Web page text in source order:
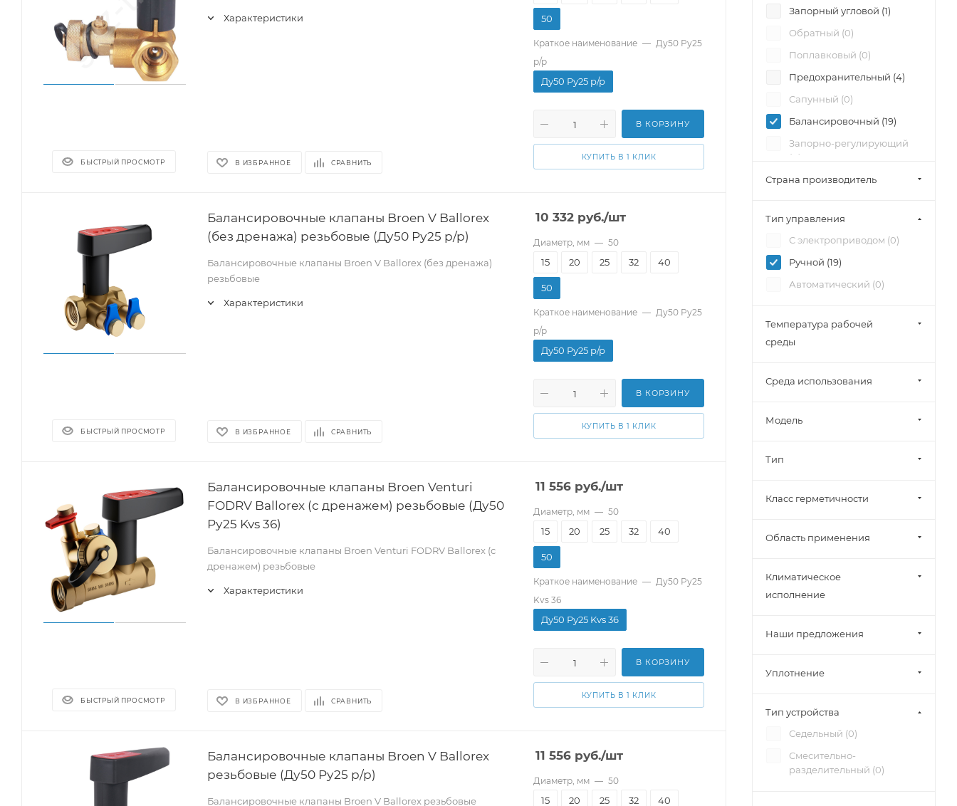
БЫСТРЫЙ ПРОСМОТР
Характеристики
В ИЗБРАННОЕ СРАВНИТЬ
50
Краткое наименование — Ду50 Pу25
р/р
Ду50 Pу25 р/р
В КОРЗИНУ
КУПИТЬ В 1 КЛИК
БЫСТРЫЙ ПРОСМОТР
Балансировочные клапаны Broen V Ballorex
(без дренажа) резьбовые (Ду50 Pу25 р/р)
Балансировочные клапаны Broen V Ballorex (без дренажа)
резьбовые
Характеристики
В ИЗБРАННОЕ СРАВНИТЬ
10 332 руб./шт
Диаметр, мм — 50
15 20 25 32 40
50
Краткое наименование — Ду50 Pу25
р/р
Ду50 Pу25 р/р
В КОРЗИНУ
КУПИТЬ В 1 КЛИК
БЫСТРЫЙ ПРОСМОТР
Балансировочные клапаны Broen Venturi
FODRV Ballorex (с дренажем) резьбовые (Ду50
Pу25 Kvs 36)
Балансировочные клапаны Broen Venturi FODRV Ballorex (с
дренажем) резьбовые
Характеристики
В ИЗБРАННОЕ СРАВНИТЬ
11 556 руб./шт
Диаметр, мм — 50
15 20 25 32 40
50
Краткое наименование — Ду50 Pу25
Kvs 36
Ду50 Pу25 Kvs 36
В КОРЗИНУ
КУПИТЬ В 1 КЛИК
Балансировочные клапаны Broen V Ballorex
резьбовые (Ду50 Pу25 р/р)
Балансировочные клапаны Broen V Ballorex резьбовые
11 556 руб./шт
Диаметр, мм — 50
15 20 25 32 40
Запорный угловой (1)
Обратный (0)
Поплавковый (0)
Предохранительный (4)
Сапунный (0)
Балансировочный (19)
Запорно-регулирующий
(
)
Регулирующий (0)
Смесительный (
Разделительный (0)
Страна производитель
Тип управления
С электроприводом (0)
Ручной (19)
Автоматический (0)
Температура рабочей
среды
Среда использования
Модель
Тип
Класс герметичности
Область применения
Климатическое
исполнение
Наши предложения
Уплотнение
Тип устройства
Седельный (0)
Смесительно-
разделительный (0)